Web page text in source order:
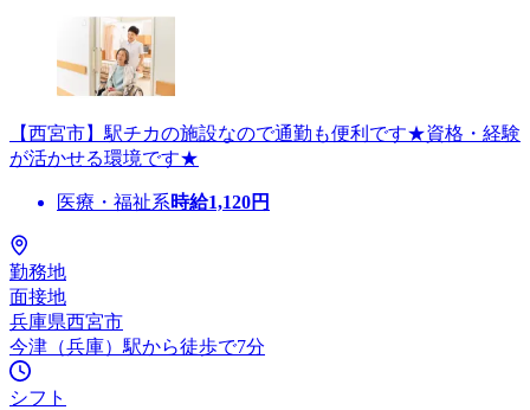
【西宮市】駅チカの施設なので通勤も便利です★資格・経験
が活かせる環境です★
医療・福祉系時給1,120円
勤務地
面接地
兵庫県西宮市
今津（兵庫）駅から徒歩で7分
シフト